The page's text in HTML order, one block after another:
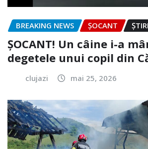
BREAKING NEWS ȘOCANT
ȘOCANT! Un câine i-a
degetele unui copil din
clujazi mai 25, 2026